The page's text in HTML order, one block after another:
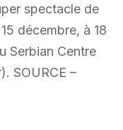
spectacle de
décembre, à 18
Serbian Centre
SOURCE –